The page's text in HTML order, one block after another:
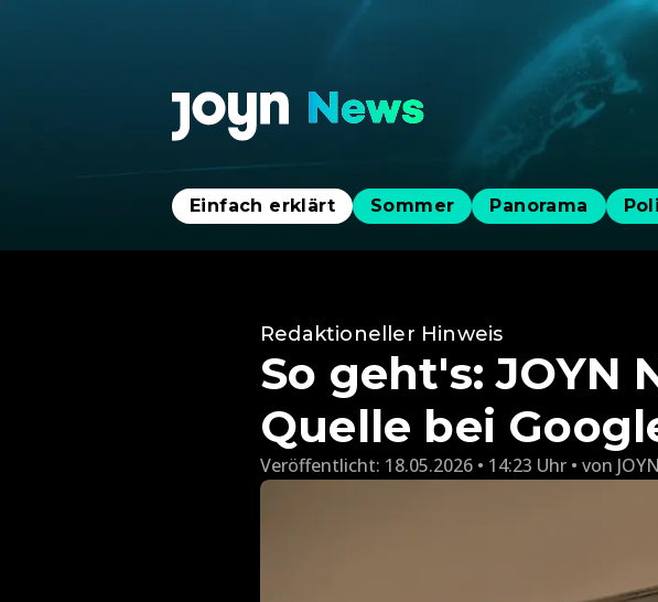
Einfach erklärt Sommer Panorama
Redaktioneller Hinweis
So geht's: JOYN
Quelle bei
Veröffentlicht: 18.05.2026 • 14:23 Uhr von